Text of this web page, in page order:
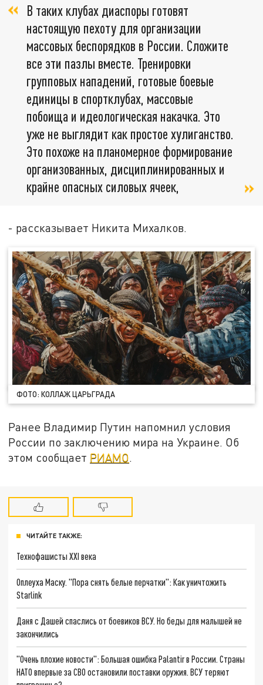
В таких клубах диаспоры готовят
настоящую пехоту для организации
массовых беспорядков в России. Сложите
все эти пазлы вместе. Тренировки
групповых нападений, готовые боевые
единицы в спортклубах, массовые
побоища и идеологическая накачка. Это
уже не выглядит как простое хулиганство.
Это похоже на планомерное формирование
организованных, дисциплинированных и
крайне опасных силовых ячеек,
- рассказывает Никита Михалков.
ФОТО: КОЛЛАЖ ЦАРЬГРАДА
Ранее Владимир Путин напомнил условия
России по заключению мира на Украине. Об
этом сообщает РИАМО.
ЧИТАЙТЕ ТАКЖЕ:
Технофашисты XXI века
Оплеуха Маску. "Пора снять белые перчатки": Как уничтожить
Starlink
Даня с Дашей спаслись от боевиков ВСУ. Но беды для малышей не
закончились
"Очень плохие новости": Большая ошибка Palantir в России. Страны
НАТО впервые за СВО остановили поставки оружия. ВСУ теряют